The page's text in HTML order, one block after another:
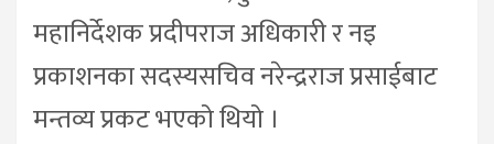
महानिर्देशक प्रदीपराज अधिकारी र नइ
प्रकाशनका सदस्यसचिव नरेन्द्रराज प्रसाईबाट
मन्तव्य प्रकट भएको थियो ।